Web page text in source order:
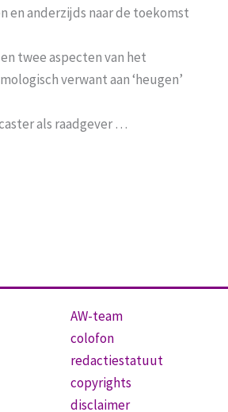
anderzijds naar de toekomst
twee aspecten van het
verwant aan ‘heugen’
als raadgever …
AW-team
colofon
redactiestatuut
copyrights
disclaimer